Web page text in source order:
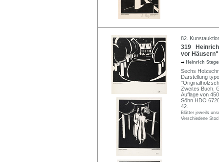
82.
319 Heinrich
vor
Heinrich
Sechs
Darstellung
Zweites Buch,
Auflage von
Söhn HDO
42.
Blätter jeweils
Verschiedene